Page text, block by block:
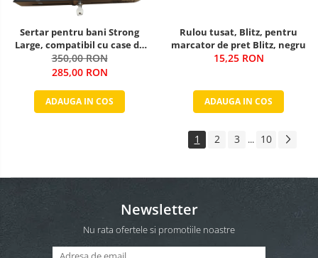
Sertar pentru bani Strong
Large, compatibil cu case de
marcat, negru
350,00 RON
285,00 RON
ADAUGA IN COS
Rulou tusat, Blitz, pentru
marcator de pret Blitz, negru
15,25 RON
ADAUGA IN COS
1 2 3 ... 10
Newsletter
Nu rata ofertele si promotiile noastre